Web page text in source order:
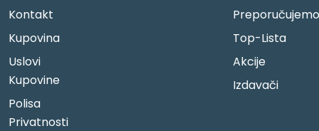
Kontakt
Kupovina
Uslovi
Kupovine
Polisa
Privatnosti
Preporučujemo
Top-Lista
Akcije
Izdavači